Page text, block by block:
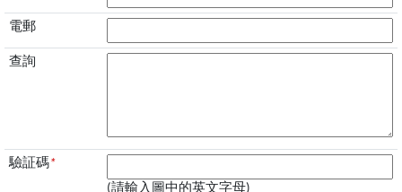
電郵
查詢
驗証碼*
(請輸入圖中的英文字母)